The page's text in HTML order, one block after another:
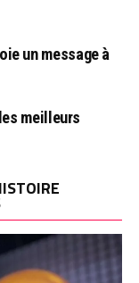
un message à
meilleurs